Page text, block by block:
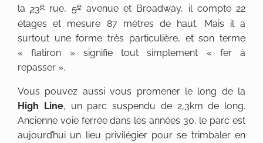
la 23e rue, 5eavenue et Broadway, il compte 22
étages et mesure 87 mètres de haut. Mais il a
surtout une forme très particulière, et son terme
« flatiron » signifie tout simplement « fer à
repasser ».
Vous pouvez aussi vous promener le long de la
High Line, un parc suspendu de 2,3km de long.
Ancienne voie ferrée dans les années 30, le parc est
aujourd’hui un lieu privilégier pour se trimbaler en